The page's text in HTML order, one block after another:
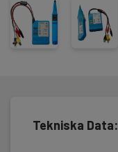
Tekniska Data: